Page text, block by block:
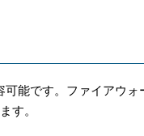
能です。ファイアウ
す。